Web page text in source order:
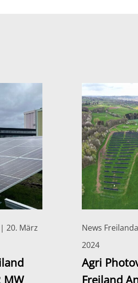
20. März
News
2024
Agri